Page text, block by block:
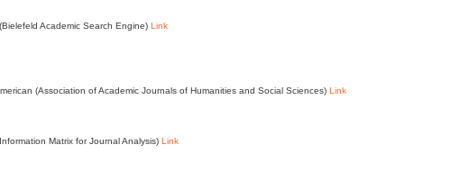
Academic Search Engine)Link
(Association of Academic Journals of Humanities and Social Sciences)Link
Matrix for Journal Analysis)Link